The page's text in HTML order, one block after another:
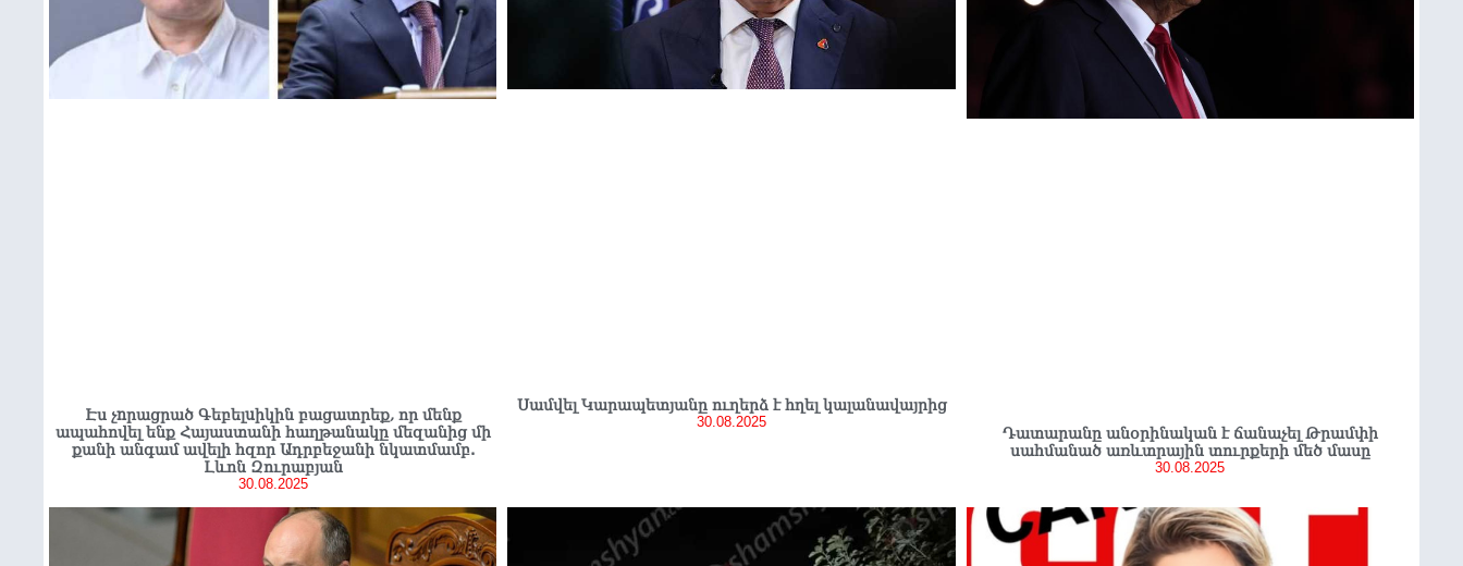
Էս չnրացրած Գեբելuիկին բացատրեք, որ մենք
ապահովել ենք Հայաստանի հաղթանակը մեզանից մի
քանի անգամ ավելի հզոր Ադրբեջանի նկատմամբ.
Լևոն Զուրաբյան
30.08.2025
Սամվել Կարապետյանը ուղերձ է հղել կալանավայրից
30.08.2025
Դատարանը անօրինական է ճանաչել Թրամփի
սահմանած առևտրային տուրքերի մեծ մասը
30.08.2025